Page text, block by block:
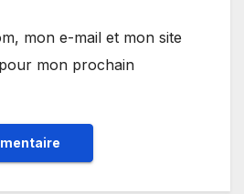
mon e-mail et mon site
mon prochain